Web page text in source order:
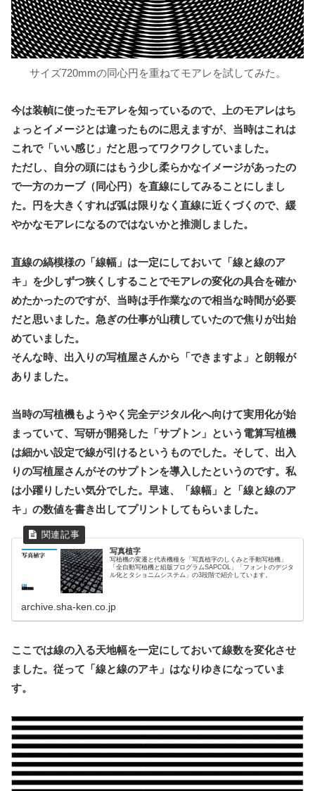
サイズ720mmの同心円を重ねてモアレを試してみた。
今は装幀に使ったモアレを知っているので、上のモアレはち
ょっとイメージとは違ったものに思えますが、当時はこれは
これで「いい感じ」だと思ってワクワクしていました。
ただし、自分の頭にはもう少し柔らかなイメージがあったの
で一方のカーブ（同心円）を直線にしてみることにしまし
た。円を大きくすれば弧は限りなく直線に近くづくので、緩
やかなモアレになるのではないかと推測しました。
直線の縞模様の「線幅」は一定にしておいて「線と線のア
キ」を少しずつ狭くしすることでモアレの変化の具合を確か
めたかったのですが、当時は手作業なので相当な時間が必要
だと思いました。急ぎの仕事が山積していたので焦りが出始
めていました。
そんな時、出入りの写植屋さんから「できますよ」と朗報が
ありました。
当時の写植機もようやく完全デジタル化へ向けて実用化が始
まっていて、写研が開発した「サプトン」という電算写植機
は細かい設定で線が引けるというものでした。そして、出入
りの写植屋さんがそのサプトンを導入したというのです。私
は小躍りしたい気分でした。早速、「線幅」と「線と線のア
キ」の数値を書き出してプリントしてもらいました。
写真植字
写植機の変遷と代表機種を「写真植字のしくみと手動写植機」
「全自動写植機と組版プログラムSAPCOL」「フォントのデジタ
ル化とタショニムシステム」の3段階で紹介しています。
archive.sha-ken.co.jp
ここでは線の入る天地幅を一定にしておいて線数を変化させ
ました。従って「線と線のアキ」はなりゆきになっていま
す。